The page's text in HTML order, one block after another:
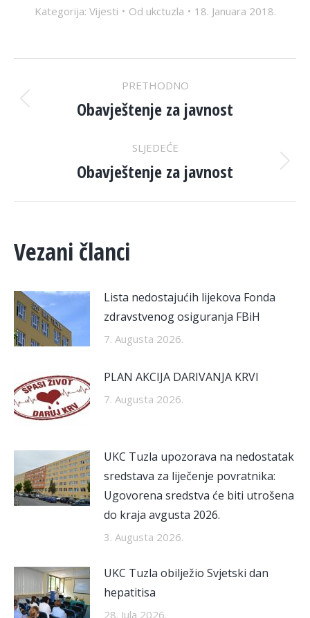
Kategorija: Vijesti Od ukctuzla 18. Januara 2018.
POST
NAVIGATION
PRETHODNO
Previous
Obavještenje za javnost
SLJEDEĆE
Next
Obavještenje za javnost
Vezani članci
Lista nedostajućih lijekova Fonda
zdravstvenog osiguranja FBiH
7. Augusta 2026.
PLAN AKCIJA DARIVANJA KRVI
7. Augusta 2026.
UKC Tuzla upozorava na nedostatak
sredstava za liječenje povratnika:
Ugovorena sredstva će biti utrošena
do kraja avgusta 2026.
3. Augusta 2026.
UKC Tuzla obilježio Svjetski dan
hepatitisa
28. Jula 2026.